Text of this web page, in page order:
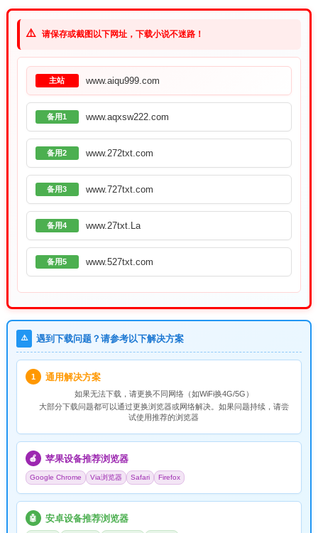
⚠️ 请保存或截图以下网址，下载小说不迷路！
主站 www.aiqu999.com
备用1 www.aqxsw222.com
备用2 www.272txt.com
备用3 www.727txt.com
备用4 www.27txt.La
备用5 www.527txt.com
⚠️ 遇到下载问题？请参考以下解决方案
1 通用解决方案
如果无法下载，请更换不同网络（如WiFi换4G/5G）
大部分下载问题都可以通过更换浏览器或网络解决。如果问题持续，请尝
试使用推荐的浏览器
🍎 苹果设备推荐浏览器
Google Chrome Via浏览器 Safari Firefox
🤖 安卓设备推荐浏览器